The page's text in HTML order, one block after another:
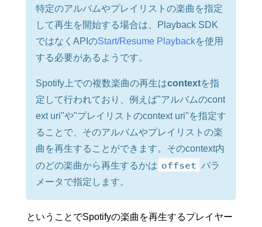
},
{
"url": "https://i.scdn.co/
"height": 640,
640
"size"
]
} ,
"is_playable" : true,
"metadata": {}
}
"next_tracks" :
[
{
"id":
"uri" :
"type"
"uri": null,
特定のアルバムやプレイリストの楽曲を指定
して再生を開始する場合は、Playback SDK
ではなくAPIのStart/Resume Playbackを使用
する必要があるようです。
Spotify上での複数楽曲の再生はcontextを指
定して行われており、例えば"アルバムのcont
ext uri"や"プレイリストのcontext uri"を指定す
ることで、そのアルバムやプレイリストの楽
曲を再生することができます。そのcontext内
のどの楽曲から再生するかは offset パラ
メータで指定します。
ということでSpotifyの楽曲を再生するプレイヤー